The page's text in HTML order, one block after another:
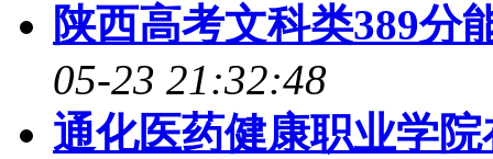
陕西高考文科类389分
05-23 21:32:48
通化医药健康职业学